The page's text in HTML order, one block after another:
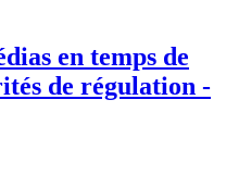
en temps de
de régulation -